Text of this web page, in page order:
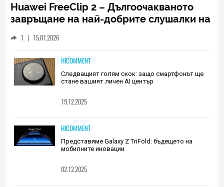
Huawei FreeClip 2 – Дългоочакваното
завръщане на най-добрите слушалки на
1 | 15.01.2026
HICOMMENT
Следващият голям скок: защо смартфонът ще
стане вашият личен AI център
19.12.2025
HICOMMENT
Представяме Galaxy Z TriFold: бъдещето на
мобилните иновации
02.12.2025